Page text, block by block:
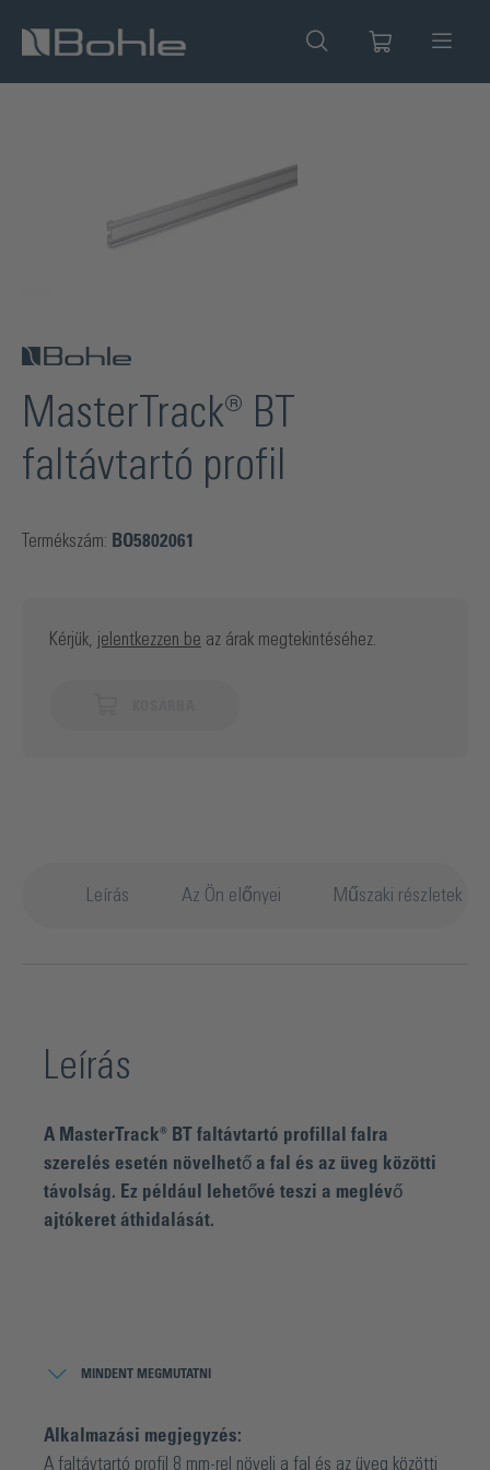
MasterTrack® BT
faltávtartó profil
Termékszám: BO5802061
Kérjük, jelentkezzen be az árak megtekintéséhez.
Leírás Az Ön előnyei Műszaki részletek
Leírás
A MasterTrack® BT faltávtartó profillal falra
szerelés esetén növelhető a fal és az üveg közötti
távolság. Ez például lehetővé teszi a meglévő
ajtókeret áthidalását.
A MasterTrack® BT tolóajtó sorozat speciális megoldásait
megoldást tesz szükségessé az egyszerű mennyezetre
vagy falra szerelésnél. A MasterTrack® BT moduláris
MINDENT MEGMUTATNI
Alkalmazási megjegyzés:
A faltávtartó profil 8 mm-rel növeli a fal és az üveg közötti